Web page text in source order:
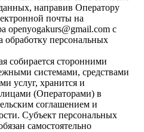
направив Оператору
почты на
openyogakurs@gmail.com с
обработку персональных
собирается сторонними
системами, средствами
услуг, хранится и
(Операторами) в
соглашением и
Субъект персональных
самостоятельно